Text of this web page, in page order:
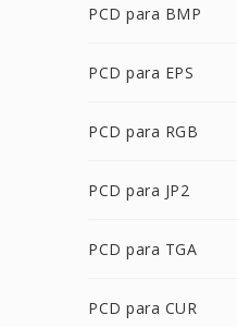
PCD para BMP
PCD para EPS
PCD para RGB
PCD para JP2
PCD para TGA
PCD para CUR